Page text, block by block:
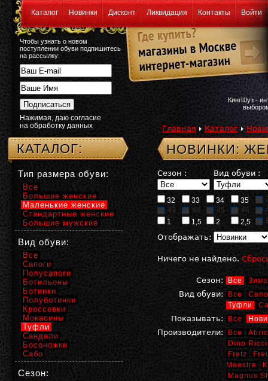
Каталог Новинки Дисконт Ликвидация Контакты Войти
Чтобы узнать о новом
поступлении обуви подпишитесь
на рассылку:
Нажимая, даю согласие
на обработку данных
КингШуз -
Главная Каталог
НОВИНКИ:
Сезон : Вид обуви :
32 33 34 35
43
44 45 46
1
1,5 2 2,5
Отображать:
Ничего не найдено.
Сезон: Все Зима
Вид обуви: Все
Туфли
Показывать: Все
Производители: Все
Dino Ricci
Fretz
Maestre
Magnus
КАТАЛОГ:
Тип размера обуви:
Все
Большие женские
Маленькие женские
Стандартные женские
Большие мужские
Вид обуви:
Все
Сапоги
Полусапоги
Ботильоны
Ботинки
Полуботинки
Кроссовки
Мокасины
Туфли
Сандали
Босоножки
Сабо
Сезон: